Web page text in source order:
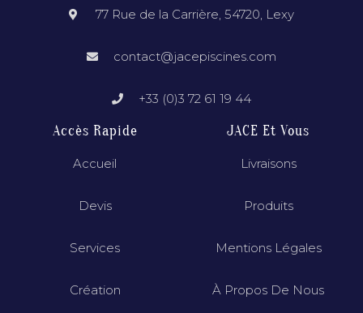
77 Rue de la Carrière, 54720, Lexy
contact@jacepiscines.com
+33 (0)3 72 61 19 44
Accès Rapide
Accueil
Devis
Services
Création
JACE Et Vous
Livraisons
Produits
Mentions Légales
À Propos De Nous